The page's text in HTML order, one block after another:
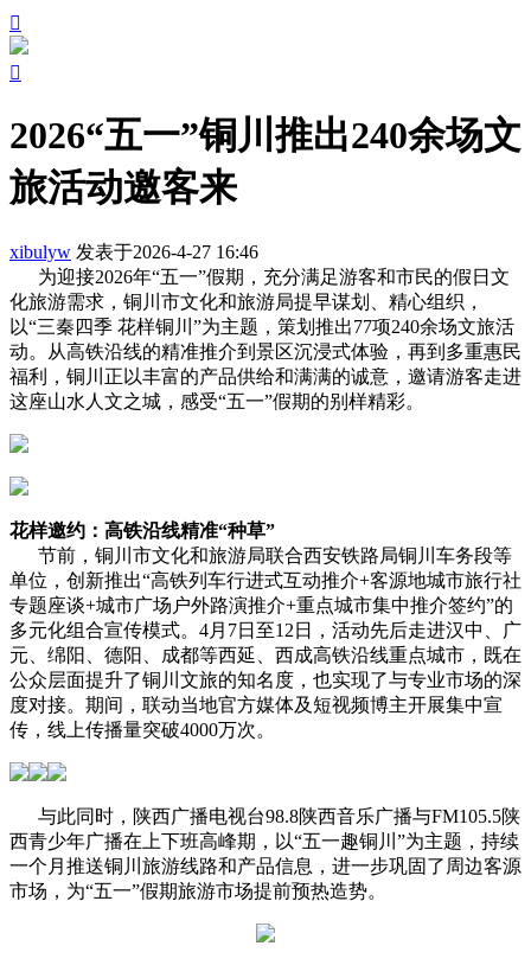


2026“五一”铜川推出240余场文
旅活动邀客来
xibulyw 发表于2026-4-27 16:46
为迎接2026年“五一”假期，充分满足游客和市民的假日文
化旅游需求，铜川市文化和旅游局提早谋划、精心组织，
以“三秦四季 花样铜川”为主题，策划推出77项240余场文旅活
动。从高铁沿线的精准推介到景区沉浸式体验，再到多重惠民
福利，铜川正以丰富的产品供给和满满的诚意，邀请游客走进
这座山水人文之城，感受“五一”假期的别样精彩。
花样邀约：高铁沿线精准“种草”
节前，铜川市文化和旅游局联合西安铁路局铜川车务段等
单位，创新推出“高铁列车行进式互动推介+客源地城市旅行社
专题座谈+城市广场户外路演推介+重点城市集中推介签约”的
多元化组合宣传模式。4月7日至12日，活动先后走进汉中、广
元、绵阳、德阳、成都等西延、西成高铁沿线重点城市，既在
公众层面提升了铜川文旅的知名度，也实现了与专业市场的深
度对接。期间，联动当地官方媒体及短视频博主开展集中宣
传，线上传播量突破4000万次。
与此同时，陕西广播电视台98.8陕西音乐广播与FM105.5陕
西青少年广播在上下班高峰期，以“五一趣铜川”为主题，持续
一个月推送铜川旅游线路和产品信息，进一步巩固了周边客源
市场，为“五一”假期旅游市场提前预热造势。